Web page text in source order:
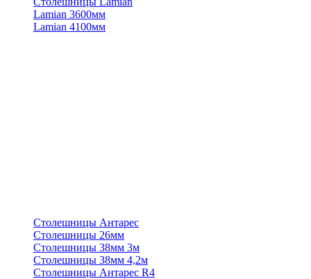
Lamian 3600мм
Lamian 4100мм
Столешницы Антарес
Столешницы 26мм
Столешницы 38мм 3м
Столешницы 38мм 4,2м
Столешницы Антарес R4